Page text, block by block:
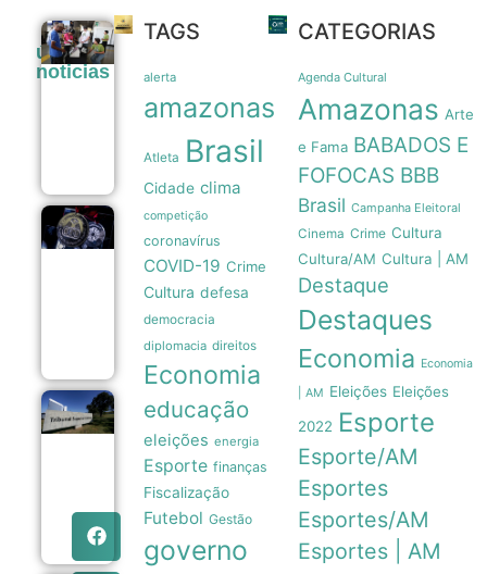
últimas
noticias
Eleições
partidos têm
para
candidaturas
08/08
Legado
paralímpico:
a trajetória
da primeira
medalha do
Brasil em
1976
07/08
TSE institui
assessoramento
para vigiar IA e
fake news nas
eleições de
2026
TAGS
alerta
amazonas
Atleta Brasil
Cidade clima
competição
coronavírus
COVID-19 Crime
Cultura defesa
democracia
diplomacia direitos
Economia
educação
eleições energia
Esporte finanças
Fiscalização
Futebol Gestão
governo
CATEGORIAS
Agenda Cultural
Amazonas Arte
e Fama BABADOS E
FOFOCAS BBB
Brasil Campanha Eleitoral
Cinema Crime Cultura
Cultura/AM Cultura | AM
Destaque
Destaques
Economia Economia
| AM Eleições Eleições
2022 Esporte
Esporte/AM
Esportes
Esportes/AM
Esportes | AM